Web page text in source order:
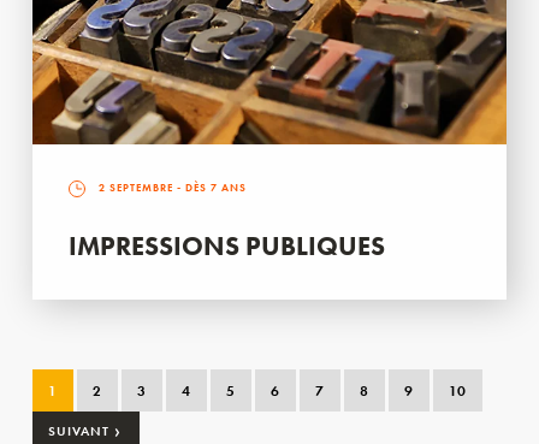
2 SEPTEMBRE - DÈS 7 ANS
IMPRESSIONS PUBLIQUES
1 2 3 4 5 6 7 8 9 10
SUIVANT ›